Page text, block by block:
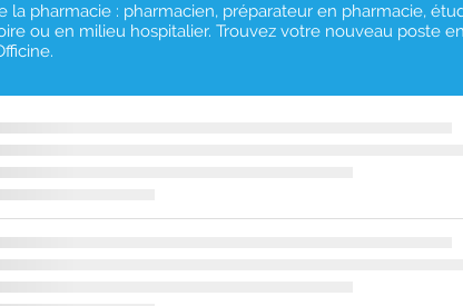
la pharmacie : pharmacien, préparateur en pharmacie,
ou en milieu hospitalier. Trouvez votre nouveau poste